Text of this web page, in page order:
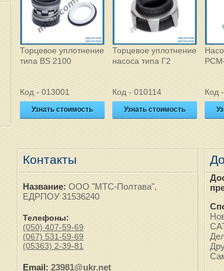
Торцевое уплотнение
типа BS 2100
Код - 013001
Узнать стоимость
Торцевое уплотнение
насоса типа Г2
Код - 010114
Узнать стоимость
Код
Контакты
Название: ООО "МТС-Полтава",
ЕДРПОУ 31536240
Телефоны:
(050) 407-59-69
(067) 531-59-69
(05363) 2-39-81
Email: 23981@ukr.net